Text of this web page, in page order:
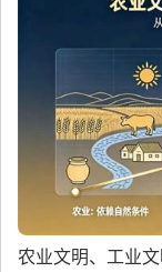
农业文明、工业